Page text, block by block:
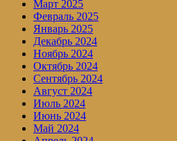
Март 2025
Февраль 2025
Январь 2025
Декабрь 2024
Ноябрь 2024
Октябрь 2024
Сентябрь 2024
Август 2024
Июль 2024
Июнь 2024
Май 2024